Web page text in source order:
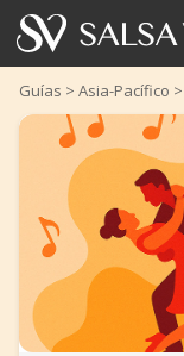
Inicio
Eventos
Noticias
Artículos
Videos
Guías > Asia-Pacífico >